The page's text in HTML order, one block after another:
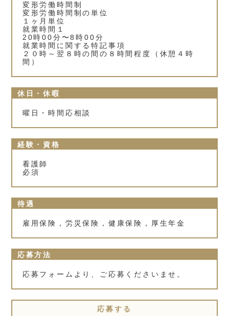
変形労働時間制
変形労働時間制の単位
１ヶ月単位
就業時間１
20時00分〜8時00分
就業時間に関する特記事項
２０時～翌８時の間の８時間程度（休憩４時
間）
休日・休暇
曜日・時間応相談
経験・資格
看護師
必須
待遇
雇用保険，労災保険，健康保険，厚生年金
応募方法
応募フォームより、ご応募くださいませ。
応募する